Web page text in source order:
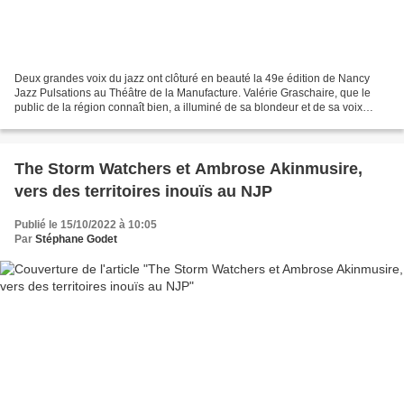
Deux grandes voix du jazz ont clôturé en beauté la 49e édition de Nancy
Jazz Pulsations au Théâtre de la Manufacture. Valérie Graschaire, que le
public de la région connaît bien, a illuminé de sa blondeur et de sa voix
The Storm Watchers et Ambrose Akinmusire,
vers des territoires inouïs au NJP
Publié le 15/10/2022 à 10:05
Par Stéphane Godet